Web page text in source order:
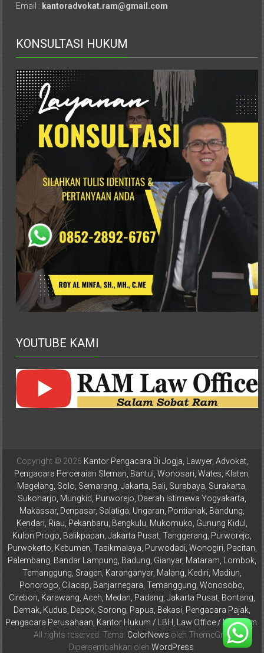
Law
Firm
Kantor
Pengacara
Jogja,
Lawyer,
Advokat,
Pengacara
Perceraian
Sleman,
Bantul,
Wates,
Klaten,
Magelang,
Solo,
Semarang,
Jakarta,
Bali,
Surabaya,
Sukoharjo,
Mungkid,
Purworejo,
Daerah
Istimewa
Yogyakarta,
Ungaran,
Pontianak,
Bandung,
Kendari,
Riau,
Pekanbaru,
Bengkulu,
Mukomuko,
Gunung
Kidul,
Kulon
Progo,
Balikpapan,
Email : kantoradvokat.ram@gmail.com
KONSULTASI HUKUM
YOUTUBE KAMI
Copyright © 2026 Kantor Pengacara Di Jogja, Lawyer, Advokat,
Pengacara Perceraian Sleman, Bantul, Wonosari, Wates, Klaten,
Magelang, Solo, Semarang, Jakarta, Bali, Surabaya, Surakarta,
Sukoharjo, Mungkid, Purworejo, Daerah Istimewa Yogyakarta,
Makassar, Denpasar, Salatiga, Ungaran, Pontianak, Bandung,
Kendari, Riau, Pekanbaru, Bengkulu, Mukomuko, Gunung Kidul,
Kulon Progo, Balikpapan, Jakarta Pusat, Tanggerang, Purworejo,
Purwokerto, Kebumen, Tasikmalaya, Purwodadi, Wonogiri, Pacitan,
Palembang, Bandar Lampung, Badung, Gianyar, Mataram, Lombok,
Temanggung, Sragen, Karanganyar, Malang, Kediri, Madiun,
Ponorogo, Cilacap, Banjarnegara, Temanggung, Wonosobo,
Cirebon, Karawang, Aceh, Medan, Padang, Jakarta Pusat, Bontang,
Demak, Kudus, Depok, Sorong, Papua, Bekasi, Pengacara Pajak,
Pengacara Perusahaan, Kantor Hukum / LBH, Law Office / Law Firm
All rights reserved. Tema: ColorNews oleh ThemeGrill.
Dipersembahkan oleh WordPress